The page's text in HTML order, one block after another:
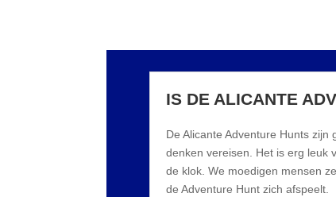
IS DE ALICANTE
De Alicante Adventure Hunts
denken vereisen. Het is erg leuk
de klok. We moedigen mensen
de Adventure Hunt zich afspeelt.